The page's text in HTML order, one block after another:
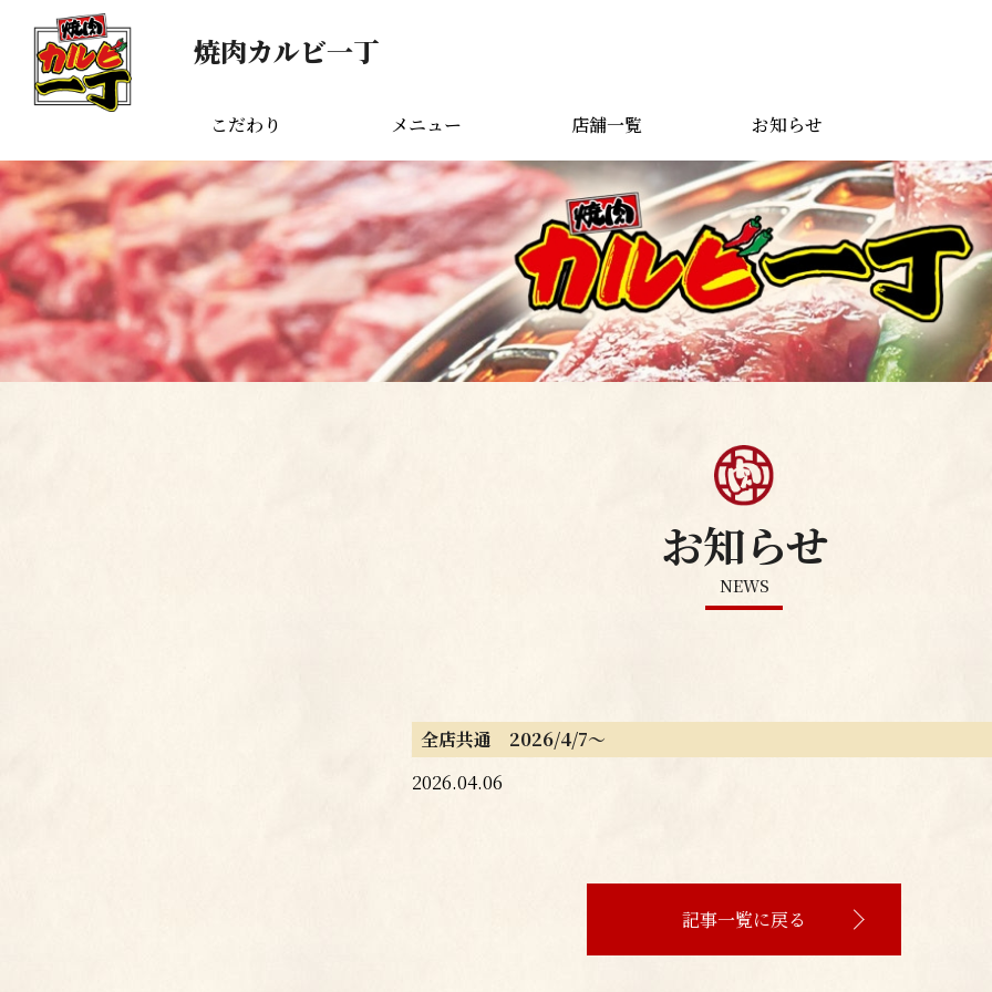
焼肉カルビ一丁
こだわり メニュー 店舗一覧 お知らせ
お知らせ
NEWS
2026.04.06
全店共通 2026/4/7～
記事一覧に戻る